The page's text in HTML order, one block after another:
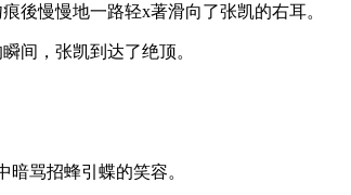
後慢慢地一路轻x著滑向了张凯的右耳。
间，张凯到达了绝顶。
骂招蜂引蝶的笑容。